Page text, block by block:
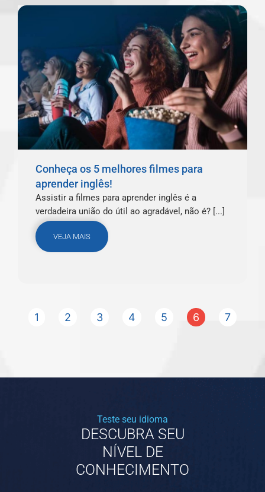
Conheça os 5 melhores filmes para
aprender inglês!
Assistir a filmes para aprender inglês é a
verdadeira união do útil ao agradável, não é? [...]
VEJA MAIS
1 2 3 4 5 6 7
Teste seu idioma
DESCUBRA SEU
NÍVEL DE
CONHECIMENTO